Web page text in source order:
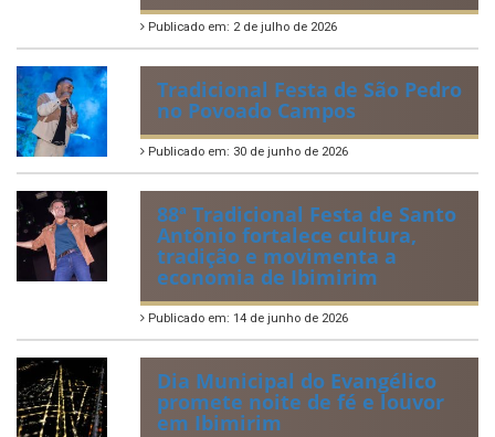
Publicado em: 2 de julho de 2026
Tradicional Festa de São Pedro
no Povoado Campos
Publicado em: 30 de junho de 2026
88ª Tradicional Festa de Santo
Antônio fortalece cultura,
tradição e movimenta a
economia de Ibimirim
Publicado em: 14 de junho de 2026
Dia Municipal do Evangélico
promete noite de fé e louvor
em Ibimirim